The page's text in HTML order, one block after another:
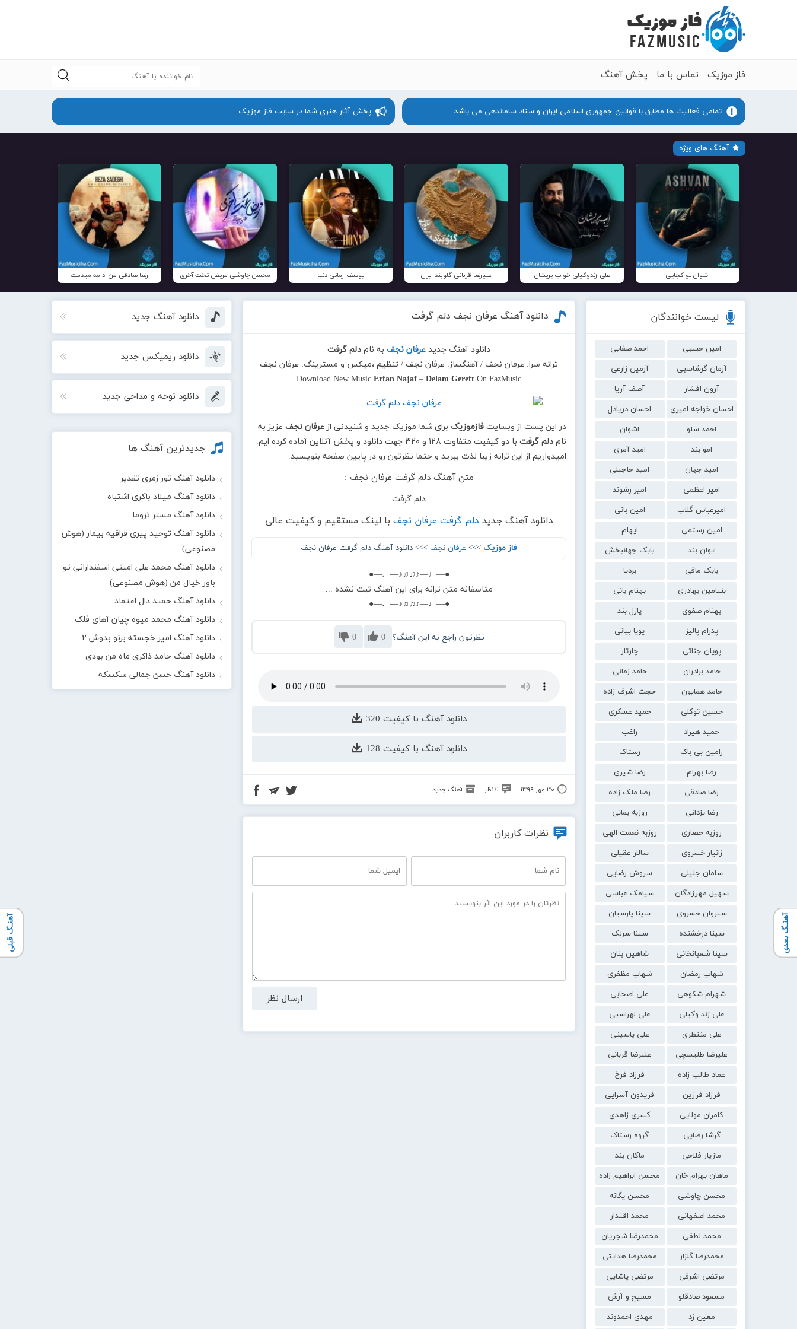
فاز موزیک تماس با ما پخش آهنگ
تمامی فعالیت ها مطابق با قوانین جمهوری اسلامی ایران و ستاد ساماندهی می باشد پخش آثار هنری شما در سایت فاز موزیک
آهنگ های ویژه
اشوان تو کجایی علی زندوکیلی خواب پریشان علیرضا قربانی گلوبند ایران یوسف زمانی دنیا محسن چاوشی مریض تخت آخری رضا صادقی من ادامه میدمت
لیست خوانندگان
امین حبیبی
احمد صفایی
آرمان گرشاسبی
آرمین زارعی
آرون افشار
آصف آریا
احسان خواجه امیری
احسان دریادل
احمد سلو
اشوان
امو بند
امید آمری
امید جهان
امید حاجیلی
امیر اعظمی
امیر رشوند
امیرعباس گلاب
امین بانی
امین رستمی
ایهام
ایوان بند
بابک جهانبخش
بابک مافی
بردیا
بنیامین بهادری
بهنام بانی
بهنام صفوی
پازل بند
پدرام پالیز
پویا بیاتی
پویان جناتی
چارتار
حامد برادران
حامد زمانی
حامد همایون
حجت اشرف زاده
حسین توکلی
حمید عسکری
حمید هیراد
راغب
رامین بی باک
رستاک
رضا بهرام
رضا شیری
رضا صادقی
رضا ملک زاده
رضا یزدانی
روزبه بمانی
روزبه حصاری
روزبه نعمت الهی
زانیار خسروی
سالار عقیلی
سامان جلیلی
سروش رضایی
سهیل مهرزادگان
سیامک عباسی
سیروان خسروی
سینا پارسیان
سینا درخشنده
سینا سرلک
سینا شعبانخانی
شاهین بنان
شهاب رمضان
شهاب مظفری
شهرام شکوهی
علی اصحابی
علی زند وکیلی
علی لهراسبی
علی منتظری
علی یاسینی
علیرضا طلیسچی
علیرضا قربانی
عماد طالب زاده
فرزاد فرخ
فرزاد فرزین
فریدون آسرایی
کامران مولایی
کسری زاهدی
گرشا رضایی
گروه رستاک
مازیار فلاحی
ماکان بند
ماهان بهرام خان
محسن ابراهیم زاده
محسن چاوشی
محسن یگانه
محمد اصفهانی
محمد اقتدار
محمد لطفی
محمدرضا شجریان
محمدرضا گلزار
محمدرضا هدایتی
مرتضی اشرفی
مرتضی پاشایی
مسعود صادقلو
مسیح و آرش
معین زد
مهدی احمدوند
دانلود آهنگ عرفان نجف دلم گرفت
دانلود آهنگ جدید عرفان نجفبه نام دلم گرفت
ترانه سرا: عرفان نجف / آهنگساز: عرفان نجف / تنظیم ،میکس و مسترینگ: عرفان نجف
Download New MusicErfan Najaf –Delam Gereft On FazMusic
در این پست از وبسایت فازموزیک برای شما موزیک جدید و شنیدنی از عرفان نجفعزیز به
نام دلم گرفت
با دو کیفیت متفاوت ۱۲۸ و ۳۲۰ جهت دانلود و پخش آنلاین آماده کرده ایم.
امیدواریم از این ترانه زیبا لذت ببرید و حتما نظرتون رو در پایین صفحه بنویسید.
متن آهنگ دلم گرفت عرفان نجف :
دلم گرفت
دانلود آهنگ جدید دلم گرفت عرفان نجف با لینک مستقیم و کیفیت عالی
فاز موزیک >>> عرفان نجف>>> دانلود آهنگ دلم گرفت عرفان نجف
●—♩—♪♫♫♪—♩—●
متاسفانه متن ترانه برای این آهنگ ثبت نشده ...
●—♩—♪♫♫♪—♩—●
نظرتون راجع به این آهنگ؟ 0
0
دانلود آهنگ با کیفیت 320
دانلود آهنگ با کیفیت 128
۳۰ مهر ۱۳۹۹ 0 نظر آهنگ جدید
آهنـگ بعدی آهنـگ قبلی
نظرات کاربران
دانلود آهنگ جدید
دانلود ریمیکس جدید
دانلود نوحه و مداحی جدید
جدیدترین آهنگ ها
دانلود آهنگ تور زمری تقدیر
دانلود آهنگ میلاد باکری اشتباه
دانلود آهنگ مستر تروما
دانلود آهنگ توحید پیری قراقیه بیمار (هوش
مصنوعی)
دانلود آهنگ محمد علی امینی اسفندارانی تو
باور خیال من (هوش مصنوعی)
دانلود آهنگ حمید دال اعتماد
دانلود آهنگ محمد میوه چیان آهای فلک
دانلود آهنگ امیر خجسته برنو بدوش ۲
دانلود آهنگ حامد ذاکری ماه من بودی
دانلود آهنگ حسن جمالی سکسکه